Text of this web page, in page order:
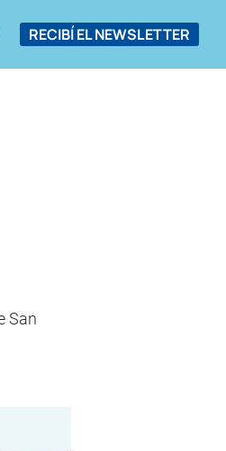
RECIBÍ EL NEWSLETTER
San